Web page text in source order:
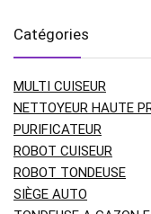
Catégories
MULTI CUISEUR
NETTOYEUR HAUTE
PURIFICATEUR
ROBOT CUISEUR
ROBOT TONDEUSE
SIÈGE AUTO